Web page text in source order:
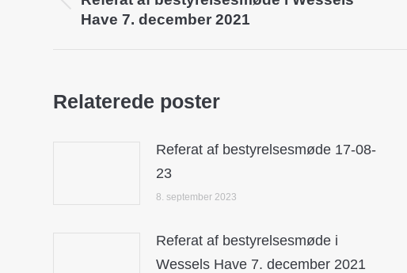
Previous
Have 7. december 2021
Relaterede poster
Referat af bestyrelsesmøde 17-08-
23
8. september 2023
Referat af bestyrelsesmøde i
Wessels Have 7. december 2021